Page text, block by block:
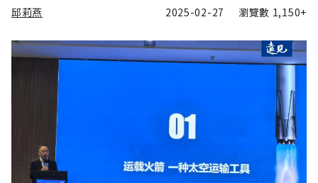
邱莉燕
邱莉燕 加入追蹤
2025-02-27 瀏覽數 1,150+